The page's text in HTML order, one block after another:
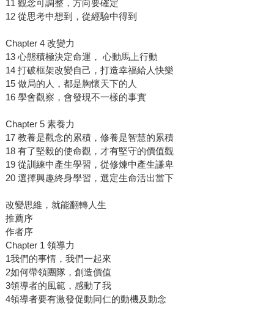
11 觀念可調整，方向要確定
12 從思考中想到，從經驗中得到
Chapter 4 改變力
13 心態積極決定命運， 心動馬上行動
14 打破框架改變自己，打造幸福給人快樂
15 做局的人，都是胸懷天下的人
16 學會觀察，會發現不一樣的事實
Chapter 5 素養力
17 教養是觀念的累積，修養是智慧的累積
18 有了堅毅的使命觀，才有堅守的價值觀
19 從訓練中產生學習，從修煉中產生謙卑
20 選擇興趣終身學習，選定生命活出當下
改變思維，就能翻轉人生
推薦序
作者序
Chapter 1 領導力
1我們的事情，我們一起來
2如何帶領團隊，創造價值
3領導者的風範，感動了我
4領導者要有激發促動同仁的動機及動念